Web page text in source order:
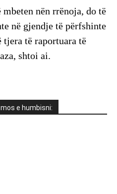
nën rrënoja, do të
në gjendje të përfshinte
tjera të raportuara të
shtoi ai.
e humbisni: